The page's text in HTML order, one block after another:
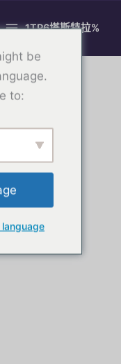
1TP6塔斯特拉%
be
to: